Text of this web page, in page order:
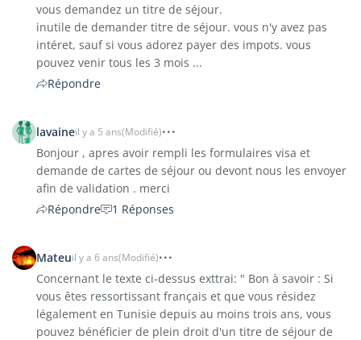
vous demandez un titre de séjour.
inutile de demander titre de séjour. vous n'y avez pas
intéret, sauf si vous adorez payer des impots. vous
pouvez venir tous les 3 mois ...
Répondre
lavaineil y a 5 ans(Modifié)
Bonjour , apres avoir rempli les formulaires visa et
demande de cartes de séjour ou devont nous les envoyer
afin de validation . merci
Répondre
1 Réponses
Mateuil y a 6 ans(Modifié)
Concernant le texte ci-dessus exttrai: " Bon à savoir : Si
vous êtes ressortissant français et que vous résidez
légalement en Tunisie depuis au moins trois ans, vous
pouvez bénéficier de plein droit d'un titre de séjour de